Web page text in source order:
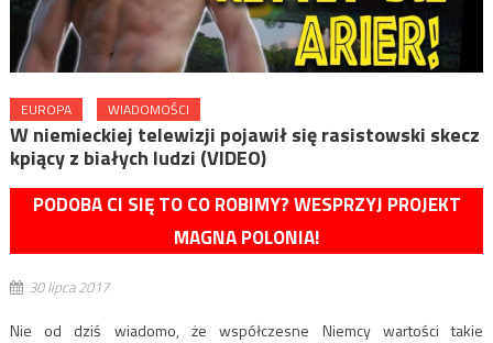
EUROPA WIADOMOŚCI
W niemieckiej telewizji pojawił się rasistowski skecz
kpiący z białych ludzi (VIDEO)
PODOBA CI SIĘ TO CO ROBIMY? WESPRZYJ PROJEKT
MAGNA POLONIA!
30 lipca 2017
Nie od dziś wiadomo, że współczesne Niemcy wartości takie